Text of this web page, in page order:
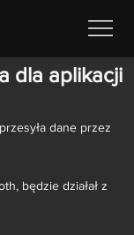
dla aplikacji
dane przez
będzie działał z